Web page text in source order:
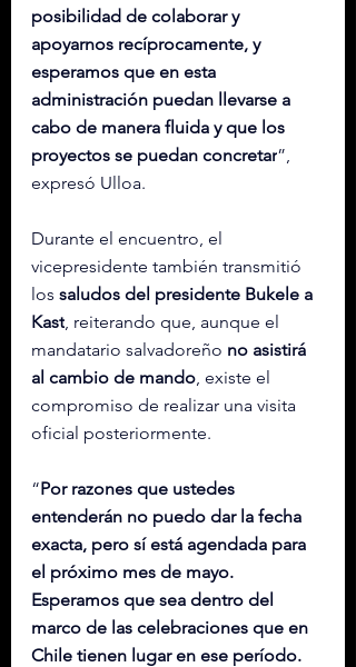
posibilidad de colaborar y
apoyarnos recíprocamente, y
esperamos que en esta
administración puedan llevarse a
cabo de manera fluida y que los
proyectos se puedan concretar”,
expresó Ulloa.
Durante el encuentro, el
vicepresidente también transmitió
los saludos del presidente Bukele a
Kast, reiterando que, aunque el
mandatario salvadoreño no asistirá
al cambio de mando, existe el
compromiso de realizar una visita
oficial posteriormente.
“Por razones que ustedes
entenderán no puedo dar la fecha
exacta, pero sí está agendada para
el próximo mes de mayo.
Esperamos que sea dentro del
marco de las celebraciones que en
Chile tienen lugar en ese período.